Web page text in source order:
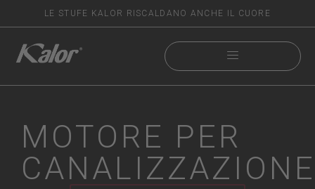
LE STUFE KALOR RISCALDANO ANCHE IL CUORE
MOTORE PER
CANALIZZAZIONE